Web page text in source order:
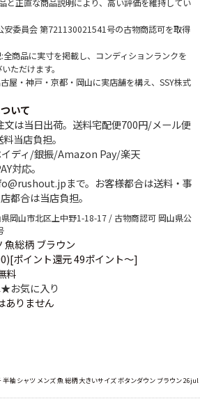
と正直な商品説明により、高い評価を維持してい
安委員会 第721130021541号の古物商認可を取得
:全商品に実寸を掲載し、コンディションランクを
ただけます。
屋・神戸・京都・岡山に実店舗を構え、SSY株式
いて
は当日出荷。送料宅配便700円/メール便
当店負担。
ディ/銀振/Amazon Pay/楽天
対応。
まで。お客様都合は送料・事
都合は当店負担。
岡山市北区上中野1-18-17 / 古物商認可 岡山県公
魚総柄 ブラウン
[ポイント還元 49ポイント～]
料
★お気に入り
ありません
袖 シャツ メンズ 魚 総柄 大きいサイズ ボタンダウン ブラウン 26jul